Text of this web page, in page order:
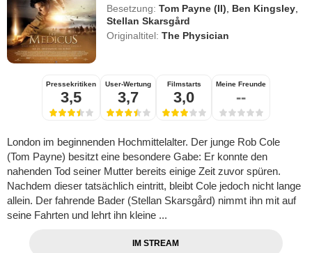
Besetzung: Tom Payne (II) Ben Kingsley
Stellan Skarsgård
Originaltitel:The Physician
Pressekritiken
3,5
User-Wertung
3,7
Filmstarts
3,0
Meine Freunde
--
London im beginnenden Hochmittelalter. Der junge Rob Cole
(Tom Payne) besitzt eine besondere Gabe: Er konnte den
nahenden Tod seiner Mutter bereits einige Zeit zuvor spüren.
Nachdem dieser tatsächlich eintritt, bleibt Cole jedoch nicht lange
allein. Der fahrende Bader (Stellan Skarsgård) nimmt ihn mit auf
seine Fahrten und lehrt ihn kleine ...
IM STREAM